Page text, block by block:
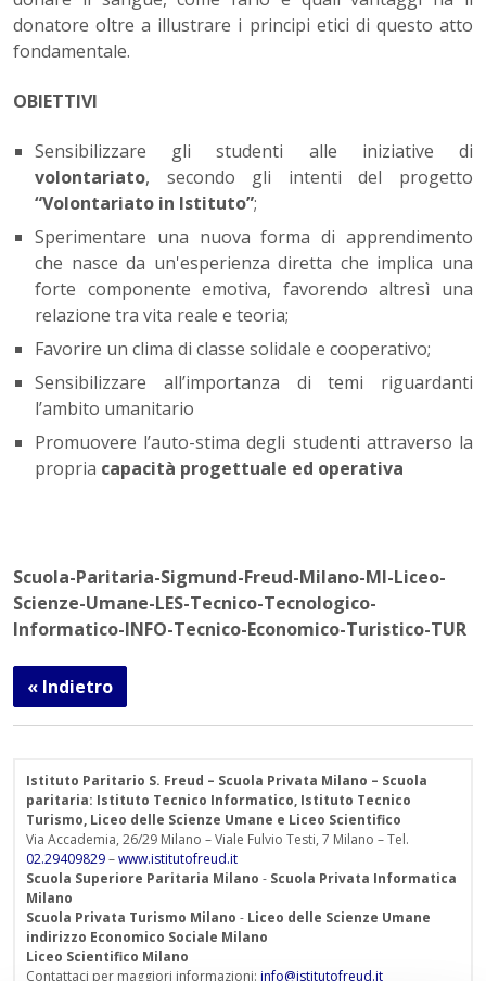
donatore oltre a illustrare i principi etici di questo atto
fondamentale.
OBIETTIVI
Sensibilizzare gli studenti alle iniziative di
volontariato, secondo gli intenti del progetto
“Volontariato in Istituto”;
Sperimentare una nuova forma di apprendimento
che nasce da un'esperienza diretta che implica una
forte componente emotiva, favorendo altresì una
relazione tra vita reale e teoria;
Favorire un clima di classe solidale e cooperativo;
Sensibilizzare all’importanza di temi riguardanti
l’ambito umanitario
Promuovere l’auto-stima degli studenti attraverso la
propria capacità progettuale ed operativa
Scuola-Paritaria-Sigmund-Freud-Milano-MI-Liceo-
Scienze-Umane-LES-Tecnico-Tecnologico-
Informatico-INFO-Tecnico-Economico-Turistico-TUR
« Indietro
Istituto Paritario S. Freud – Scuola Privata Milano – Scuola
paritaria: Istituto Tecnico Informatico, Istituto Tecnico
Turismo, Liceo delle Scienze Umane e Liceo Scientifico
Via Accademia, 26/29 Milano – Viale Fulvio Testi, 7 Milano – Tel.
02.29409829–www.istitutofreud.it
Scuola Superiore Paritaria Milano - Scuola Privata Informatica
Milano
Scuola Privata Turismo Milano - Liceo delle Scienze Umane
indirizzo Economico Sociale Milano
Liceo Scientifico Milano
Contattaci per maggiori informazioni: info@istitutofreud.it